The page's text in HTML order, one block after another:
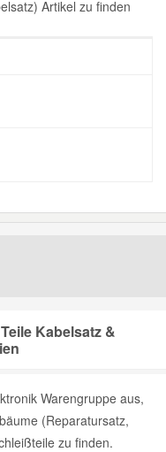
Artikel zu finden
Kabelsatz &
Warengruppe aus,
(Reparatursatz,
zu finden.